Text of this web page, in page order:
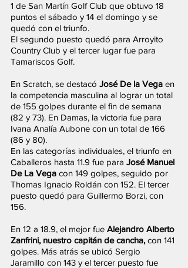
1 de San Martín Golf Club que obtuvo 18
puntos el sábado y 14 el domingo y se
quedó con el triunfo.
El segundo puesto quedó para Arroyito
Country Club y el tercer lugar fue para
Tamariscos Golf.
En Scratch, se destacó José De la Vega en
la competencia masculina al lograr un total
de 155 golpes durante el fin de semana
(82 y 73). En Damas, la victoria fue para
Ivana Analía Aubone con un total de 166
(86 y 80).
En las categorías individuales, el triunfo en
Caballeros hasta 11.9 fue para José Manuel
De La Vega con 149 golpes, seguido por
Thomas Ignacio Roldán con 152. El tercer
puesto quedó para Guillermo Borzi, con
156.
En 12 a 18.9, el mejor fue Alejandro Alberto
Zanfrini, nuestro capitán de cancha, con 141
golpes. Más atrás se ubicó Sergio
Jaramillo con 143 y el tercer puesto fue